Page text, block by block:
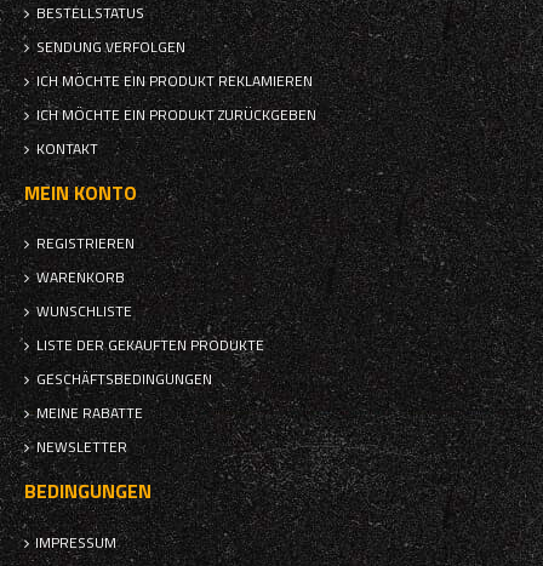
BESTELLSTATUS
SENDUNG VERFOLGEN
ICH MÖCHTE EIN PRODUKT REKLAMIEREN
ICH MÖCHTE EIN PRODUKT ZURÜCKGEBEN
KONTAKT
MEIN KONTO
REGISTRIEREN
WARENKORB
WUNSCHLISTE
LISTE DER GEKAUFTEN PRODUKTE
GESCHÄFTSBEDINGUNGEN
MEINE RABATTE
NEWSLETTER
BEDINGUNGEN
IMPRESSUM